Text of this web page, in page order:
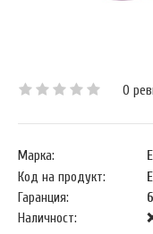
0
Марка:
Код на продукт:
Гаранция:
Наличност: